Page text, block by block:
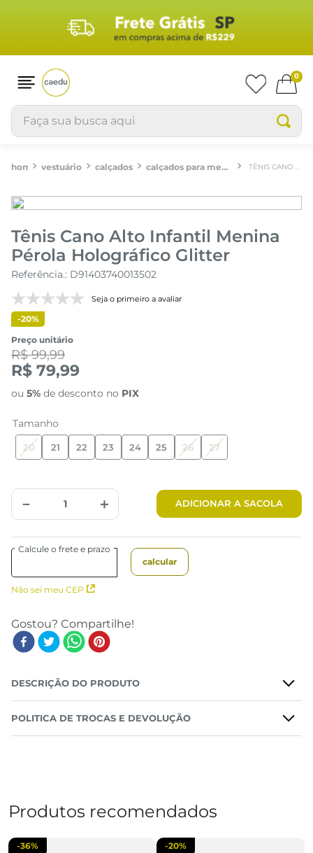
0
Faça sua busca aqui
vestuário calçados calçados para meninas
Tênis Cano Alto Infantil Menina
Pérola Holográfico Glitter
Referência.: D91403740013502
Seja o primeiro a avaliar
-20%
Preço unitário
R$ 99,99
R$ 79,99
ou 5% de desconto no PIX
Tamanho
20 21 22 23 24 25 26 27
＋
－ ADICIONAR A SACOLA
Não sei meu CEP
DESCRIÇÃO DO PRODUTO
POLITICA DE TROCAS E DEVOLUÇÃO
Produtos recomendados
-36% -20%